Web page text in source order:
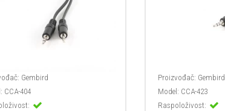
Gembird
CCA-404
Proizvođač: Gembird
Model: CCA-423
Raspoloživost: